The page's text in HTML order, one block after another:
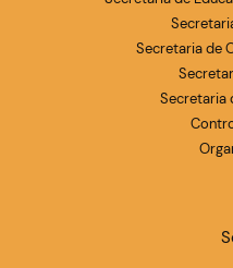
Secretaria de
Secretaria